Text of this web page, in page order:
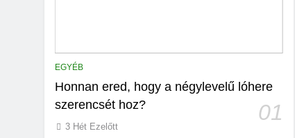
EGYÉB
Honnan ered, hogy a négylevelű lóhere
szerencsét hoz?
01
3 Hét Ezelőtt